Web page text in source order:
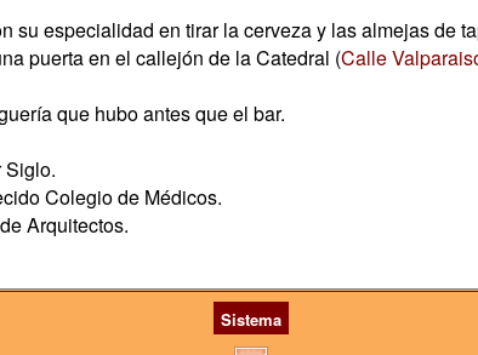
su especialidad en tirar la cerveza y las almejas de
puerta en el callejón de la Catedral (Calle
que hubo antes que el bar.
Siglo.
Colegio de Médicos.
Arquitectos.
Sistema